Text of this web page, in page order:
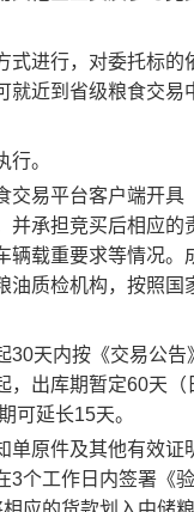
式进行，对委托标
就近到省级粮食交易
。
交易平台客户端开
并承担竞买后相应
辆载重要求等情况
油质检机构，按照
30天内按《交易公
，出库期暂定60天
可延长15天。
单原件及其他有效
3个工作日内签署